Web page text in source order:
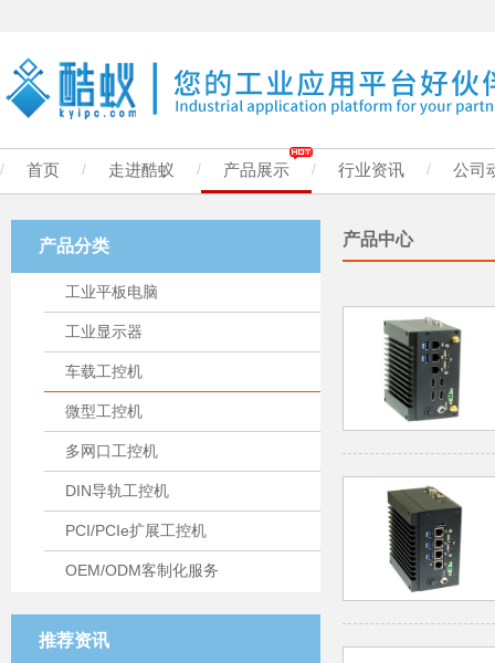
/ 首页 / 走进酷蚁 / 产品展示 / 行业资讯 / 公司
产品分类
工业平板电脑
工业显示器
车载工控机
微型工控机
多网口工控机
DIN导轨工控机
PCI/PCIe扩展工控机
OEM/ODM客制化服务
推荐资讯
产品中心